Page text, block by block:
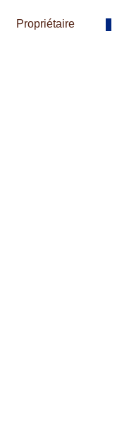
Propriétaire